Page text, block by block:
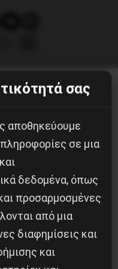
σας
αποθηκεύουμε
σε μια
δεδομένα, όπως
προσαρμοσμένες
από μια
διαφημίσεις και
και